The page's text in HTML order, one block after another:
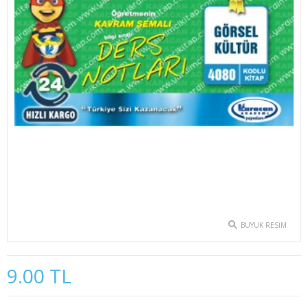
İKTİSAT
1. SINIF 1. YARIYIL İKTİSAT
1. SINIF 2. YARIYIL İKTİSAT
2. SINIF 3. YARIYIL İKTİSAT
BUYUK RESIM
9.00 TL